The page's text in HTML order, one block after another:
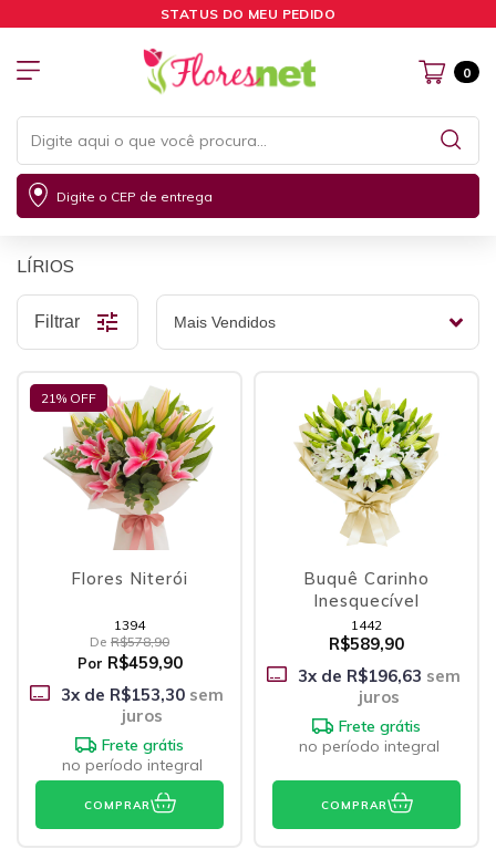
STATUS DO MEU PEDIDO
0
Digite o CEP de entrega
LÍRIOS
Filtrar
21% OFF
Flores Niterói
1394
De R$578,90
Por R$459,90
3x de R$153,30sem
juros
Frete grátis
no período integral
COMPRAR
Buquê Carinho
Inesquecível
1442
R$589,90
3x de R$196,63 sem
juros
Frete grátis
no período integral
COMPRAR